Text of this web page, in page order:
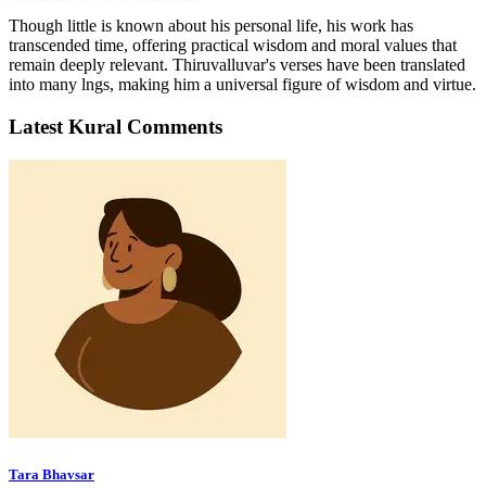
Though little is known about his personal life, his work has
transcended time, offering practical wisdom and moral values that
remain deeply relevant. Thiruvalluvar's verses have been translated
into many lngs, making him a universal figure of wisdom and virtue.
Latest Kural Comments
Tara Bhavsar